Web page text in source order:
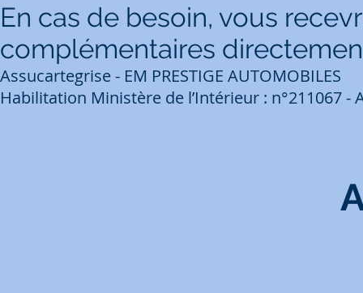
En cas de besoin, vous
complémentaires
Assucartegrise - EM PRESTIGE AUTOMOBILES
Habilitation Ministère de l’Intérieur : n°211067 -